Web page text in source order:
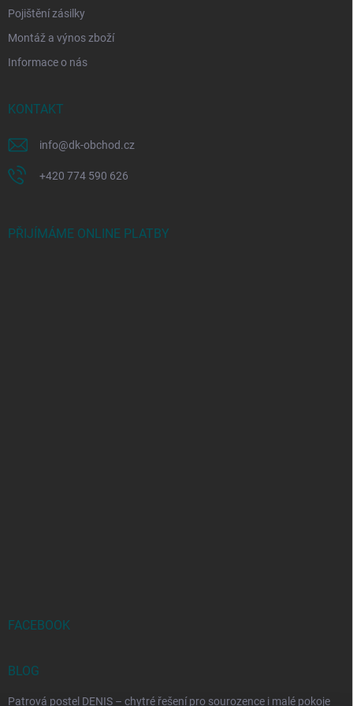
Pojištění zásilky
Montáž a výnos zboží
Informace o nás
KONTAKT
info@dk-obchod.cz
+420 774 590 626
PŘIJÍMÁME ONLINE PLATBY
FACEBOOK
BLOG
Patrová postel DENIS – chytré řešení pro sourozence i malé pokoje